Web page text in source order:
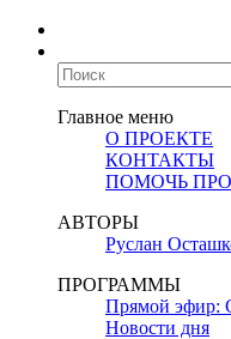
Главное меню
О ПРОЕКТЕ
КОНТАКТЫ
ПОМОЧЬ
АВТОРЫ
Руслан
ПРОГРАММЫ
Прямой
Новости дня